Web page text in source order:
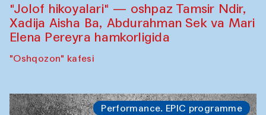
"Jolof hikoyalari" — oshpaz Tamsir Ndir,
Xadija Aisha Ba, Abdurahman Sek va Mari
Elena Pereyra hamkorligida
"Oshqozon" kafesi
Performance. EPIC programme